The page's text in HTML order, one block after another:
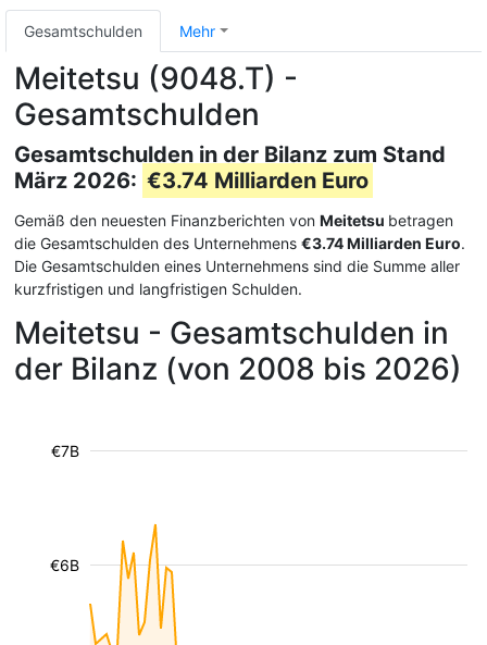
Gesamtschulden Mehr
Meitetsu (9048.T) -
Gesamtschulden
Gesamtschulden in der Bilanz zum Stand
März 2026: €3.74 Milliarden Euro
Gemäß den neuesten Finanzberichten von Meitetsu betragen
die Gesamtschulden des Unternehmens €3.74 Milliarden Euro.
Die Gesamtschulden eines Unternehmens sind die Summe aller
kurzfristigen und langfristigen Schulden.
Meitetsu - Gesamtschulden in
der Bilanz (von 2008 bis 2026)
€6B
€7B